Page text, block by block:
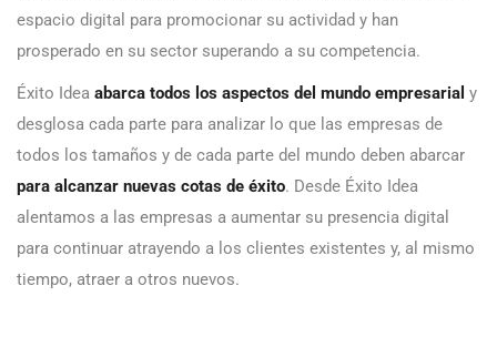
espacio digital para promocionar su actividad y han
prosperado en su sector superando a su competencia.
Éxito Idea abarca todos los aspectos del mundo empresarial y
desglosa cada parte para analizar lo que las empresas de
todos los tamaños y de cada parte del mundo deben abarcar
para alcanzar nuevas cotas de éxito. Desde Éxito Idea
alentamos a las empresas a aumentar su presencia digital
para continuar atrayendo a los clientes existentes y, al mismo
tiempo, atraer a otros nuevos.